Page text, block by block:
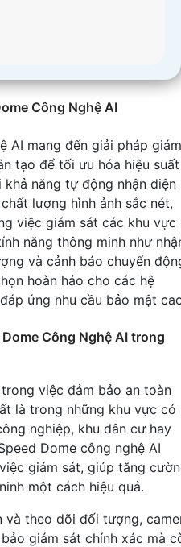
Công Nghệ AI
AI mang đến giải pháp giám
tạo để tối ưu hóa hiệu suất
khả năng tự động nhận diện
lượng hình ảnh sắc nét,
việc giám sát các khu vực
năng thông minh như
và cảnh báo chuyển
hoàn hảo cho các hệ
ứng nhu cầu bảo mật
Công Nghệ AI trong
việc đảm bảo an toàn
là trong những khu vực có
nghiệp, khu dân cư hay
Dome công nghệ AI
giám sát, giúp tăng
một cách hiệu quả.
và theo dõi đối tượng,
giám sát chính xác mà